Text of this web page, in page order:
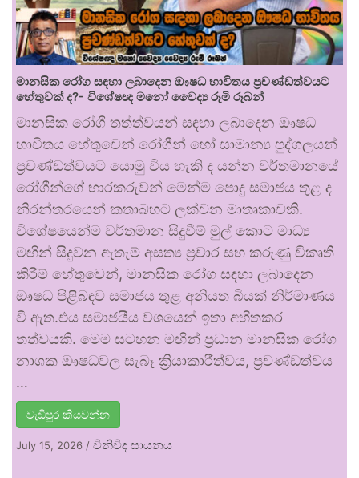
මානසික රෝග සඳහා ලබාදෙන ඖෂධ භාවිතය ප්‍රචණ්ඩත්වයට
හේතුවක් ද?- විශේෂඥ මනෝ වෛද්‍ය රූමි රූබන්
මානසික රෝගී තත්ත්වයන් සඳහා ලබාදෙන ඖෂධ
භාවිතය හේතුවෙන් රෝගීන් හෝ සාමාන්‍ය පුද්ගලයන්
ප්‍රචණ්ඩත්වයට යොමු විය හැකි ද යන්න වර්තමානයේ
රෝගීන්ගේ භාරකරුවන් මෙන්ම පොදු සමාජය තුළ ද
නිරන්තරයෙන් කතාබහට ලක්වන මාතෘකාවකි.
විශේෂයෙන්ම වර්තමාන සිදුවීම් මුල් කොට මාධ්‍ය
මඟින් සිදුවන ඇතැම් අසත්‍ය ප්‍රචාර සහ කරුණු විකෘති
කිරීම් හේතුවෙන්, මානසික රෝග සඳහා ලබාදෙන
ඖෂධ පිළිබඳව සමාජය තුළ අනියත බියක් නිර්මාණය
වී ඇත.එය සමාජයීය වශයෙන් ඉතා අහිතකර
තත්වයකි. මෙම සටහන මඟින් ප්‍රධාන මානසික රෝග
නාශක ඖෂධවල සැබෑ ක්‍රියාකාරීත්වය, ප්‍රචණ්ඩත්වය
…
වැඩිපුර කියවන්න
July 15, 2026 / විනිවිද සායනය